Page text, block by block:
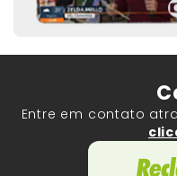
Entre em contato